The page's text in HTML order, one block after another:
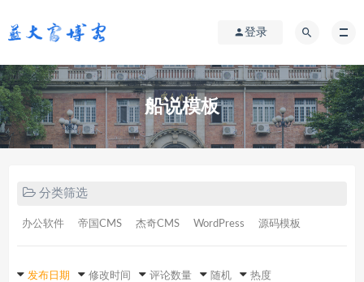
登录
船说模板
分类筛选
办公软件 帝国CMS 杰奇CMS WordPress 源码模板
发布日期 修改时间 评论数量 随机 热度